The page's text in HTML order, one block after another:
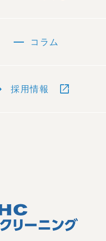
remove コラム
採用情報 open_in_new